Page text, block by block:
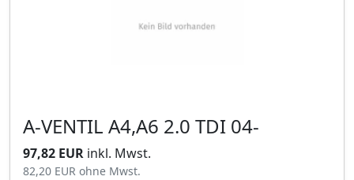
A-VENTIL A4,A6 2.0 TDI 04-
97,82 EUR inkl. Mwst.
82,20 EUR ohne Mwst.